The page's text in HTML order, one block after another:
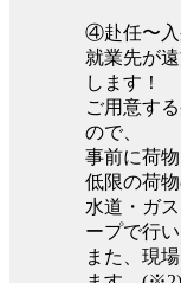
④赴任〜入
就業先が
します！
ご用意す
ので、
事前に荷
低限の荷
水道・ガ
ープで行
また、現